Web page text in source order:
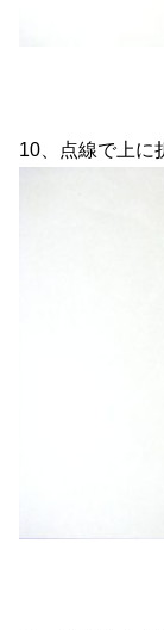
10、点線で上に